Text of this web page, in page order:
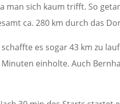
man sich kaum trifft. So
ca. 280 km durch das
es sogar 43 km zu
einholte. Auch